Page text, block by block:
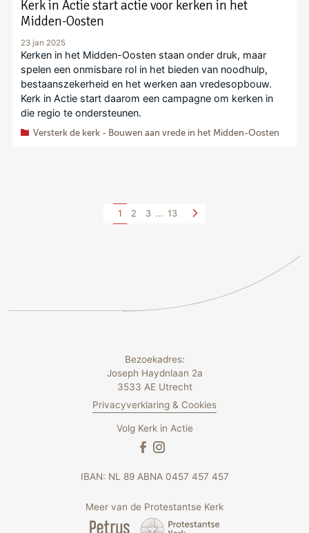
Kerk in Actie start actie voor kerken in het
Midden-Oosten
23 jan 2025
Kerken in het Midden-Oosten staan onder druk, maar
spelen een onmisbare rol in het bieden van noodhulp,
bestaanszekerheid en het werken aan vredesopbouw.
Kerk in Actie start daarom een campagne om kerken in
die regio te ondersteunen.
Versterk de kerk - Bouwen aan vrede in het Midden-Oosten
1 2 3 ... 13
Bezoekadres:
Joseph Haydnlaan 2a
3533 AE Utrecht
Privacyverklaring & Cookies
Volg Kerk in Actie
IBAN: NL 89 ABNA 0457 457 457
Meer van de Protestantse Kerk